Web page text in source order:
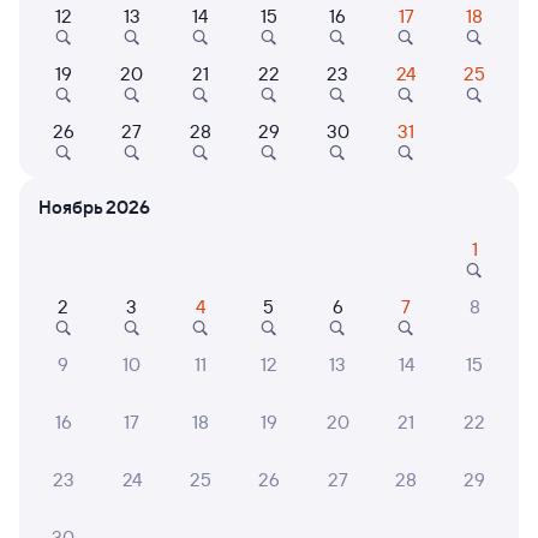
112Н Проходящий 7
Анзёби
Братск
Новая Чара
06:57 11:32
1 д 3 ч 35 м в пути
от 5 ⁠436 ⁠₽ 6 ⁠311 ⁠₽
Выберите дату
22:20 03:49
1 д 4 ч 29 м в пути
12 13 14 15 16 17 18
19 20 21 22 23 24 25
26 27 28 29 30 31
Ноябрь 2026
1
2 3 4 5 6 7 8
9 10 11 12 13 14 15
16 17 18 19 20 21 22
23 24 25 26 27 28 29